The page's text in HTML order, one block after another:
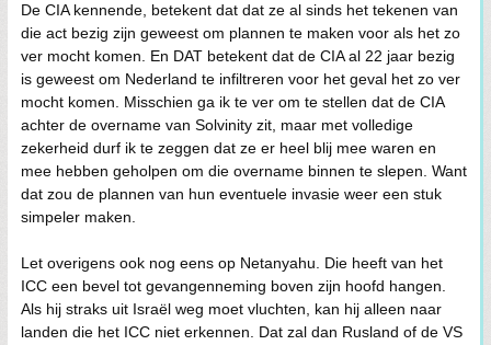
De CIA kennende, betekent dat dat ze al sinds het tekenen van
die act bezig zijn geweest om plannen te maken voor als het zo
ver mocht komen. En DAT betekent dat de CIA al 22 jaar bezig
is geweest om Nederland te infiltreren voor het geval het zo ver
mocht komen. Misschien ga ik te ver om te stellen dat de CIA
achter de overname van Solvinity zit, maar met volledige
zekerheid durf ik te zeggen dat ze er heel blij mee waren en
mee hebben geholpen om die overname binnen te slepen. Want
dat zou de plannen van hun eventuele invasie weer een stuk
simpeler maken.
Let overigens ook nog eens op Netanyahu. Die heeft van het
ICC een bevel tot gevangenneming boven zijn hoofd hangen.
Als hij straks uit Israël weg moet vluchten, kan hij alleen naar
landen die het ICC niet erkennen. Dat zal dan Rusland of de VS